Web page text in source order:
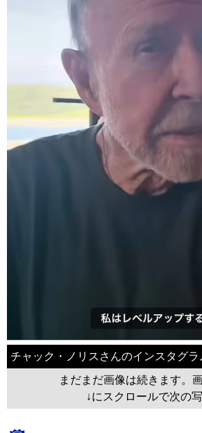
チャック・ノリスさんのインスタグラ
まだまだ画像は続きます。
↓にスクロールで次の